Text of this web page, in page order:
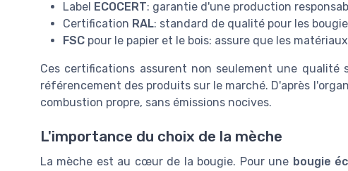
Label ECOCERT: garantie d'une production
Certification RAL: standard de qualité pour les
FSC pour le papier et le bois: assure que les
Ces certifications assurent non seulement une qualité
référencement des produits sur le marché. D'après
combustion propre, sans émissions nocives.
L'importance du choix de la mèche
La mèche est au cœur de la bougie. Pour une bougie